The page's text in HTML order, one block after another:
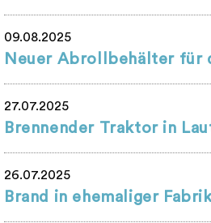
09.08.2025
Neuer Abrollbehälter für
27.07.2025
Brennender Traktor in
26.07.2025
Brand in ehemaliger